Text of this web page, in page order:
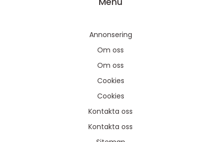
Annonsering
Om oss
Om oss
Cookies
Cookies
Kontakta oss
Kontakta oss